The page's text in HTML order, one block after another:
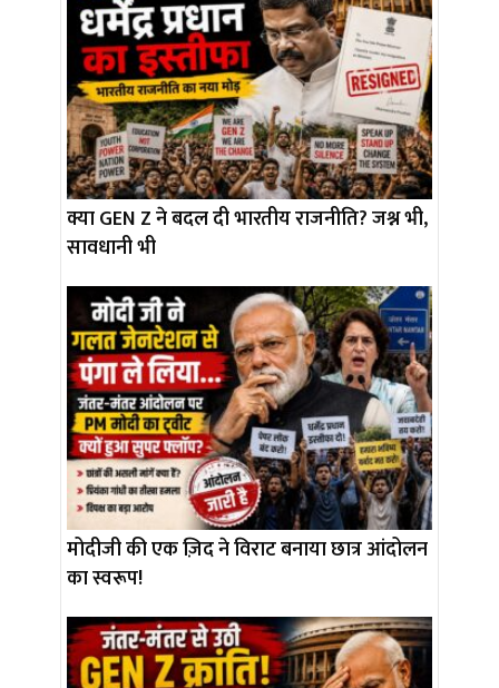
क्या GEN Z ने बदल दी भारतीय राजनीति? जश्न भी,
सावधानी भी
मोदीजी की एक ज़िद ने विराट बनाया छात्र आंदोलन
का स्वरूप!